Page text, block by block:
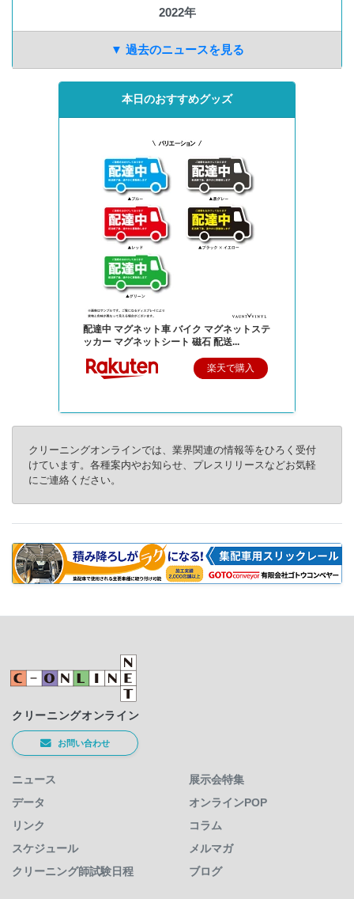
2022年
▼ 過去のニュースを見る
本日のおすすめグッズ
配達中 マグネット車 バイク マグネットステ
ッカー マグネットシート 磁石 配送...
楽天で購入
クリーニングオンラインでは、業界関連の情報等をひろく受付
けています。各種案内やお知らせ、プレスリリースなどお気軽
にご連絡ください。
クリーニングオンライン
お問い合わせ
ニュース
データ
リンク
スケジュール
クリーニング師試験日程
展示会特集
オンラインPOP
コラム
メルマガ
ブログ